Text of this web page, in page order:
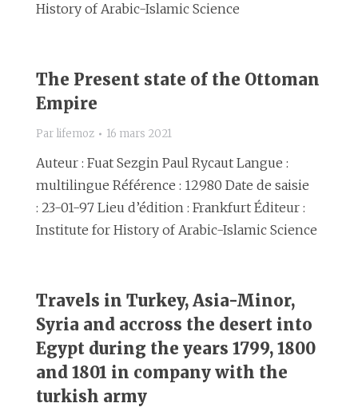
History of Arabic-Islamic Science
The Present state of the Ottoman
Empire
Par lifemoz 16 mars 2021
Auteur : Fuat Sezgin Paul Rycaut Langue :
multilingue Référence : 12980 Date de saisie
: 23-01-97 Lieu d’édition : Frankfurt Éditeur :
Institute for History of Arabic-Islamic Science
Travels in Turkey, Asia-Minor,
Syria and accross the desert into
Egypt during the years 1799, 1800
and 1801 in company with the
turkish army